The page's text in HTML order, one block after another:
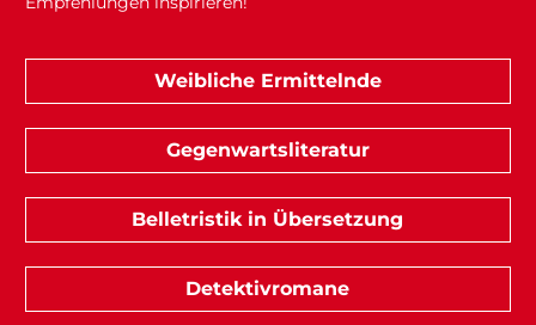
Weibliche Ermittelnde
Gegenwartsliteratur
Belletristik in Übersetzung
Detektivromane